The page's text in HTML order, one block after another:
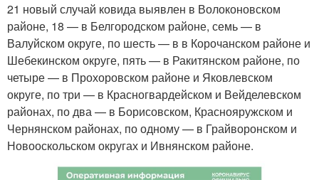
21 новый случай ковида выявлен в Волоконовском
районе, 18 — в Белгородском районе, семь — в
Валуйском округе, по шесть — в в Корочанском районе и
Шебекинском округе, пять — в Ракитянском районе, по
четыре — в Прохоровском районе и Яковлевском
округе, по три — в Красногвардейском и Вейделевском
районах, по два — в Борисовском, Краснояружском и
Чернянском районах, по одному — в Грайворонском и
Новооскольском округах и Ивнянском районе.